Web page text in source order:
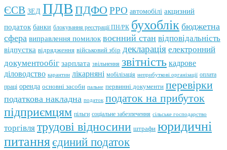
ЄСВ ЗЕД ПДВ ПДФО РРО автомобілі акцизний
податок банки блокування реєстрації ПН/РК бухоблік бюджетна
сфера виправлення помилок воєнний стан відповідальність
відпустка відрядження військовий збір декларація електронний
документообіг зарплата звільнення звітність кадрове
діловодство карантин лікарняні мобілізація неприбуткові організації оплата
праці оренда основні засоби пальне первинні документи перевірки
податкова накладна податок податок на прибуток
підприємцям пільги соціальне забезпечення сільське господарство
торгівля трудові відносини штрафи юридичні
питанняєдиний податок